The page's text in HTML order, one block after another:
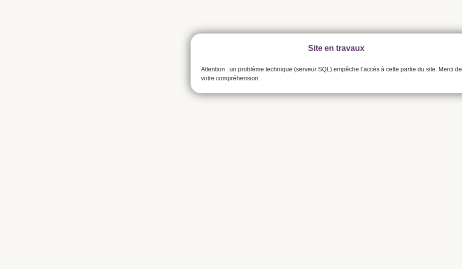
Site en travaux
Attention : un problème technique (serveur SQL) empêche l’accès à cette partie du site. Merci de
votre compréhension.